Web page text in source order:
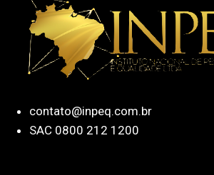
contato@inpeq.com.br
SAC 0800 212 1200